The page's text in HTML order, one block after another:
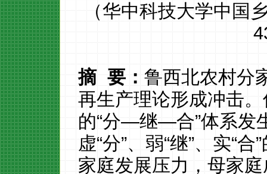
（华中科技大学中国
摘 要：鲁西北农村分
再生产理论形成冲击
的“分—继—合”体系发
虚“分”、弱“继”、实“
家庭发展压力，母家